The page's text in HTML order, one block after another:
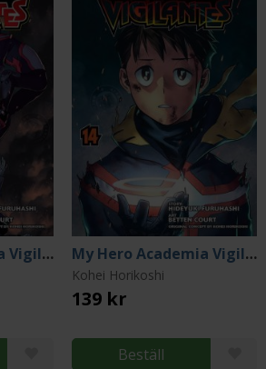
My Hero Academia Vigilantes Vol 13 My Hero Academia Vigilantes Vol 14
Kohei Horikoshi
139 kr
Beställ